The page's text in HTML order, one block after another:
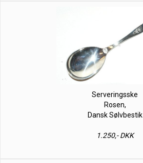
Serveringsske
Rosen,
Dansk Sølvbestik
1.250,- DKK